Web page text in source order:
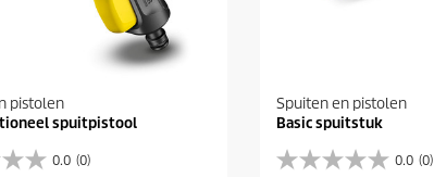
pistolen
spuitpistool
0.0 (0)
Spuiten en pistolen
Basic spuitstuk
0.0 (0)
0